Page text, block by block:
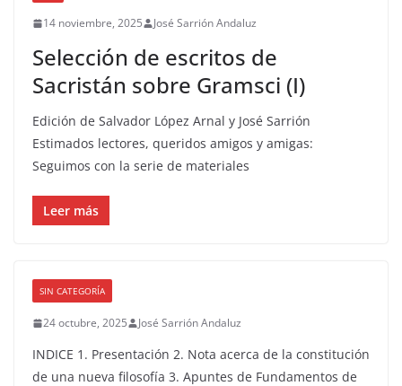
14 noviembre, 2025 José Sarrión Andaluz
Selección de escritos de
Sacristán sobre Gramsci (I)
Edición de Salvador López Arnal y José Sarrión
Estimados lectores, queridos amigos y amigas:
Seguimos con la serie de materiales
Leer más
SIN CATEGORÍA
24 octubre, 2025 José Sarrión Andaluz
INDICE 1. Presentación 2. Nota acerca de la constitución
de una nueva filosofía 3. Apuntes de Fundamentos de